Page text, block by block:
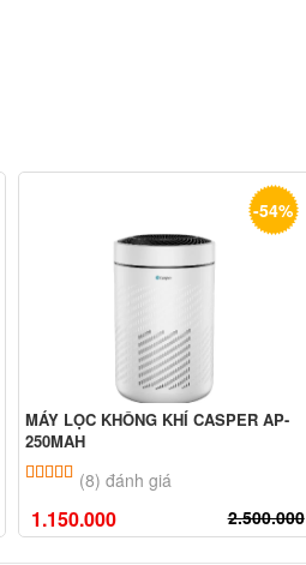
-54%
MÁY LỌC KHÔNG KHÍ CASPER AP-
250MAH
5.00 trên 5 dựa trên
(8) đánh giá
1.150.000 2.500.000